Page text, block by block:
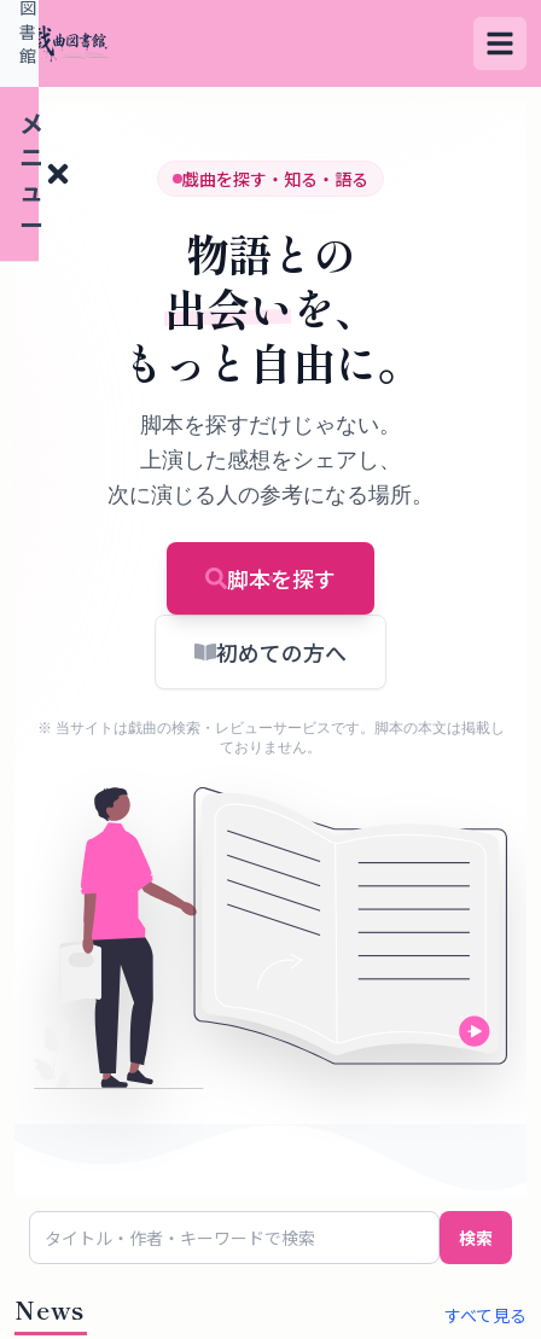
メ
ニ
ュ
ー
示
概
ロ
グ
ン
図
書
館
戯曲を探す・知る・語る
物語との
出会いを、
もっと自由に。
脚本を探すだけじゃない。
上演した感想をシェアし、
次に演じる人の参考になる場所。
脚本を探す
初めての方へ
※ 当サイトは戯曲の検索・レビューサービスです。脚本の本文は掲載し
ておりません。
検索
News すべて見る